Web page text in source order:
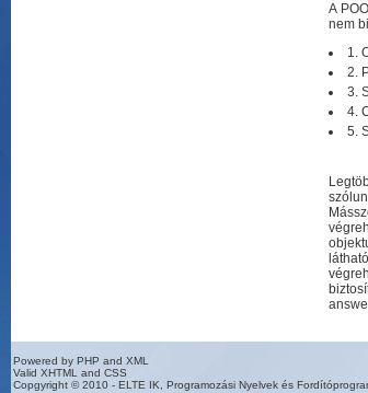
A
nem
1.
2.
3.
4.
5.
Powered by PHP and XML
Valid XHTML and CSS
Copgyright © 2010 - ELTE IK, Programozási Nyelvek és